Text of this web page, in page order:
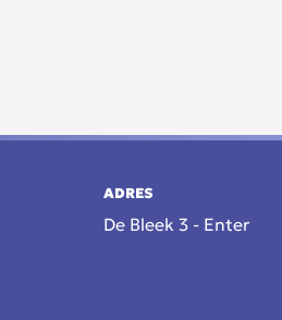
ADRES
De Bleek 3 - Enter